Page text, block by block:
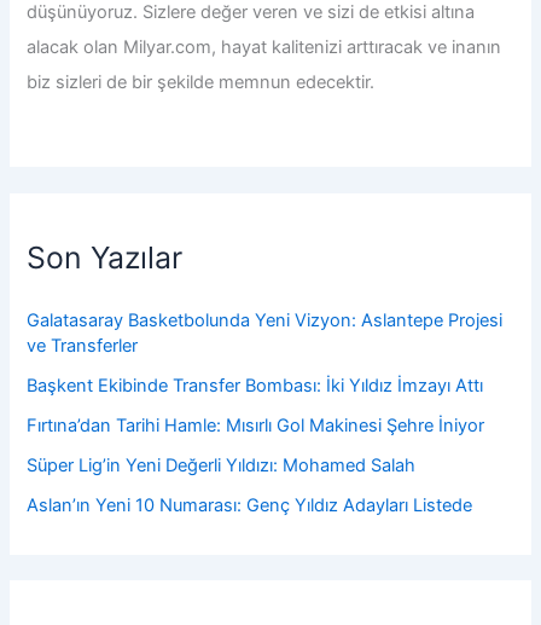
düşünüyoruz. Sizlere değer veren ve sizi de etkisi altına
alacak olan Milyar.com, hayat kalitenizi arttıracak ve inanın
biz sizleri de bir şekilde memnun edecektir.
Son Yazılar
Galatasaray Basketbolunda Yeni Vizyon: Aslantepe Projesi
ve Transferler
Başkent Ekibinde Transfer Bombası: İki Yıldız İmzayı Attı
Fırtına’dan Tarihi Hamle: Mısırlı Gol Makinesi Şehre İniyor
Süper Lig’in Yeni Değerli Yıldızı: Mohamed Salah
Aslan’ın Yeni 10 Numarası: Genç Yıldız Adayları Listede